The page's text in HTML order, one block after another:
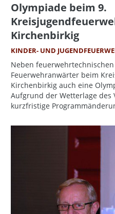
Olympiade beim 9.
Kirchenbirkig
KINDER- UND
Neben
Feuerwehranwärter beim
Kirchenbirkig auch eine
Aufgrund der Wetterlage des
kurzfristige